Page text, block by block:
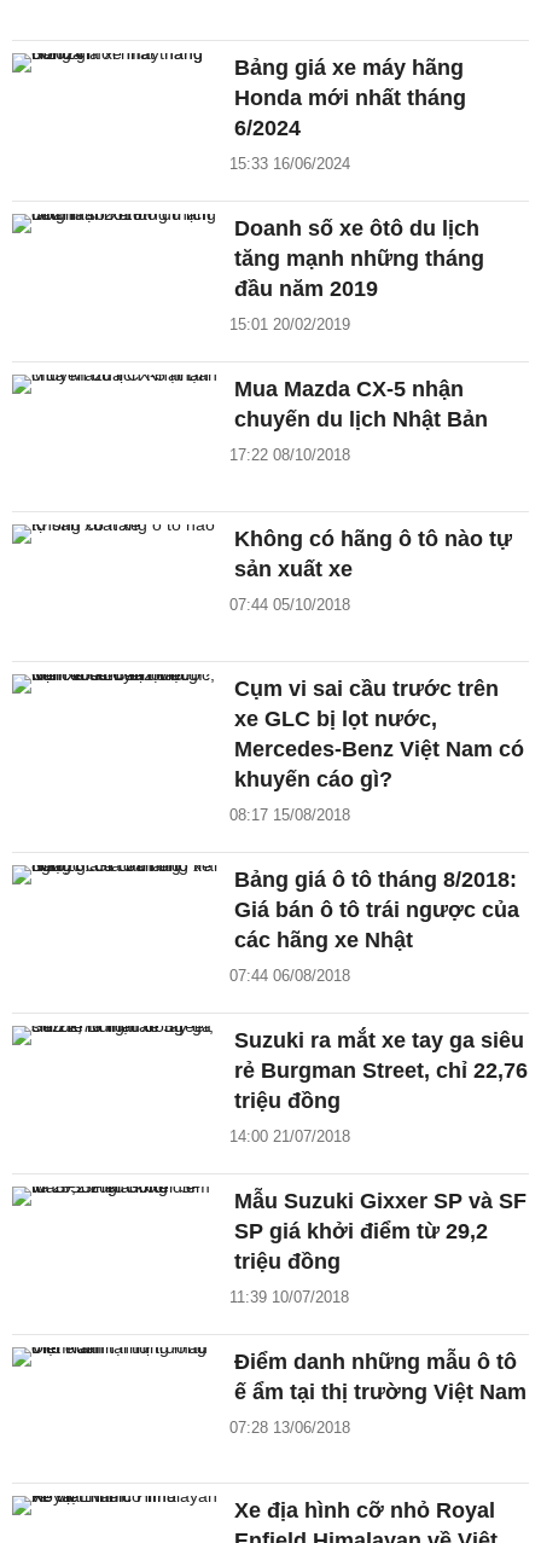
Bảng giá xe máy hãng
Honda mới nhất tháng
6/2024
15:33 16/06/2024
Doanh số xe ôtô du lịch
tăng mạnh những tháng
đầu năm 2019
15:01 20/02/2019
Mua Mazda CX-5 nhận
chuyến du lịch Nhật Bản
17:22 08/10/2018
Không có hãng ô tô nào tự
sản xuất xe
07:44 05/10/2018
Cụm vi sai cầu trước trên
xe GLC bị lọt nước,
Mercedes-Benz Việt Nam có
khuyến cáo gì?
08:17 15/08/2018
Bảng giá ô tô tháng 8/2018:
Giá bán ô tô trái ngược của
các hãng xe Nhật
07:44 06/08/2018
Suzuki ra mắt xe tay ga siêu
rẻ Burgman Street, chỉ 22,76
triệu đồng
14:00 21/07/2018
Mẫu Suzuki Gixxer SP và SF
SP giá khởi điểm từ 29,2
triệu đồng
11:39 10/07/2018
Điểm danh những mẫu ô tô
ế ẩm tại thị trường Việt Nam
07:28 13/06/2018
Xe địa hình cỡ nhỏ Royal